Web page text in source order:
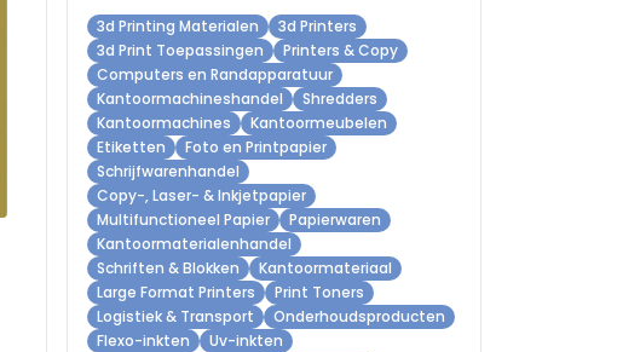
3d Printing Materialen
3d Printers
3d Print Toepassingen
Printers & Copy
Computers en Randapparatuur
Kantoormachineshandel
Shredders
Kantoormachines
Kantoormeubelen
Etiketten
Foto en Printpapier
Schrijfwarenhandel
Copy-, Laser- & Inkjetpapier
Multifunctioneel Papier
Papierwaren
Kantoormaterialenhandel
Schriften & Blokken
Kantoormateriaal
Large Format Printers
Print Toners
Logistiek & Transport
Onderhoudsproducten
Flexo-inkten
Uv-inkten